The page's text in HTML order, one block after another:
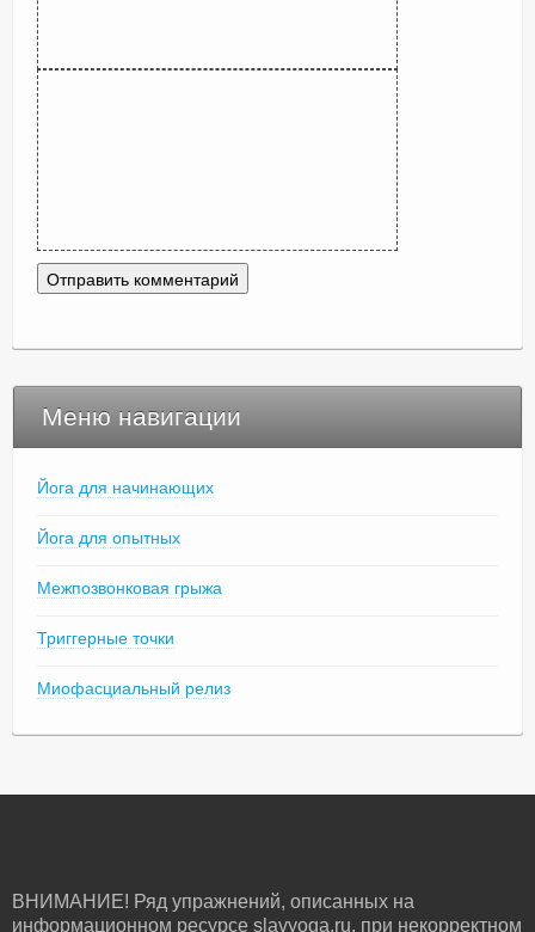
Меню навигации
Йога для начинающих
Йога для опытных
Межпозвонковая грыжа
Триггерные точки
Миофасциальный релиз
ВНИМАНИЕ! Ряд упражнений, описанных на
информационном ресурсе slavyoga.ru, при некорректном